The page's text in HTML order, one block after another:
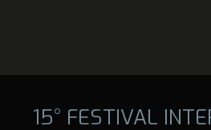
15° FESTIVAL